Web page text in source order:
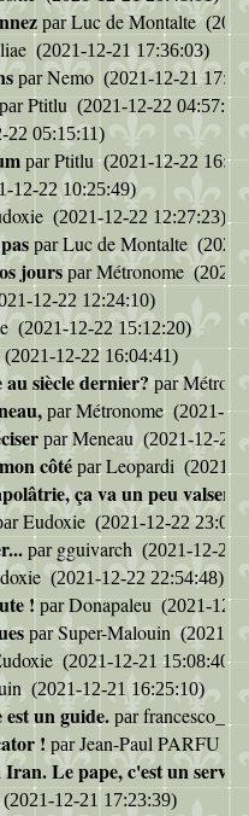
parLuc de Montalte
(2021-12-21 17:36:03)
parNemo (2021-12-21
parPtitlu (2021-12-22 04:57:28)
22 05:15:11)
parPtitlu(2021-12-22
12-22 10:25:49)
(2021-12-22 12:27:23)
parLuc de Montalte
jours parMétronome (2021-
12-22 12:24:10)
(2021-12-22 15:12:20)
(2021-12-22 16:04:41)
siècle dernier? par
parMétronome (2021-
parMeneau (2021-12-22
côté parLeopardi (2021-
ça va un peu valser...
Eudoxie (2021-12-22
par gguivarch (2021-12-22
(2021-12-22 22:54:48)
!parDonapaleu (2021-12-
parSuper-Malouin (2021-
(2021-12-21 15:08:40)
(2021-12-21 16:25:10)
un guide. parfrancesco_05
! parJean-Paul PARFU
Le pape, c'est un
(2021-12-21 17:23:39)